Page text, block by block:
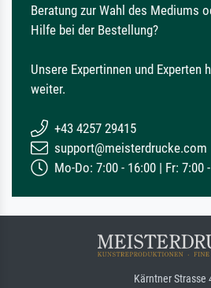
Beratung zur Wahl des Mediums
Hilfe bei der Bestellung?
Unsere Expertinnen und Experten
weiter.
+43 4257 29415
support@meisterdrucke.com
Mo-Do: 7:00 - 16:00 | Fr: 7:00
Kärntner Strasse